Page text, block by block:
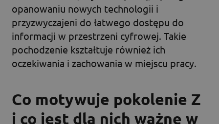
opanowaniu nowych technologii i
przyzwyczajeni do łatwego dostępu do
informacji w przestrzeni cyfrowej. Takie
pochodzenie kształtuje również ich
oczekiwania i zachowania w miejscu pracy.
Co motywuje pokolenie Z
i co jest dla nich ważne w